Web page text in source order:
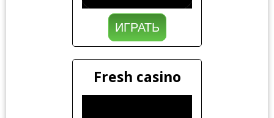
ИГРАТЬ
Fresh casino